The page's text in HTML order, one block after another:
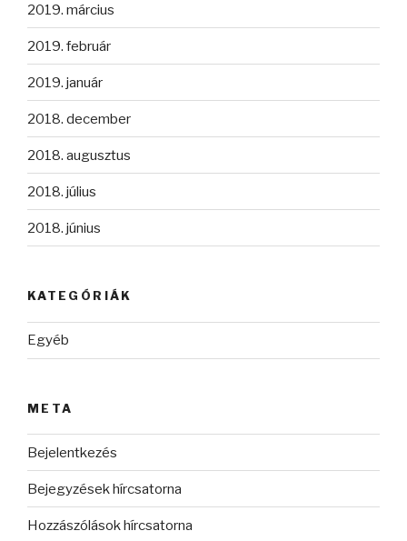
2019. március
2019. február
2019. január
2018. december
2018. augusztus
2018. július
2018. június
KATEGÓRIÁK
Egyéb
META
Bejelentkezés
Bejegyzések hírcsatorna
Hozzászólások hírcsatorna